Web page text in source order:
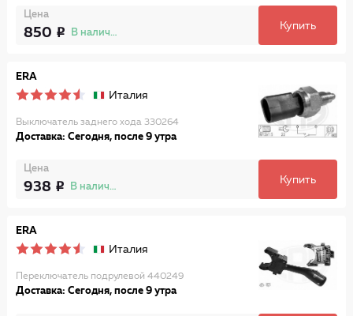
Цена
850 В наличии
Купить
ERA
Италия
Выключатель заднего хода 330264
Доставка: Сегодня, после 9 утра
Цена
938 В наличии
Купить
ERA
Италия
Переключатель подрулевой 440249
Доставка: Сегодня, после 9 утра